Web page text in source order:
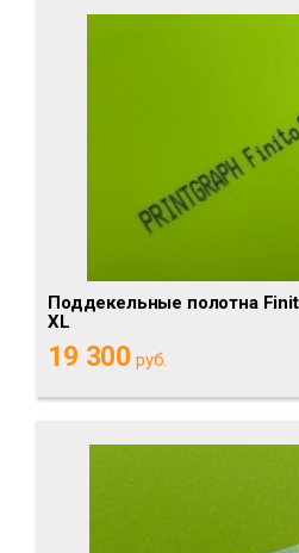
Поддекельные полотна
XL
19 300 руб.